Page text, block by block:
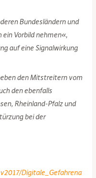
Bundesländern und
ein Vorbild nehmen«,
auf eine Signalwirkung
den Mitstreitern vom
den ebenfalls
Rheinland-Pfalz und
bei der
Digitale_Gefahrena